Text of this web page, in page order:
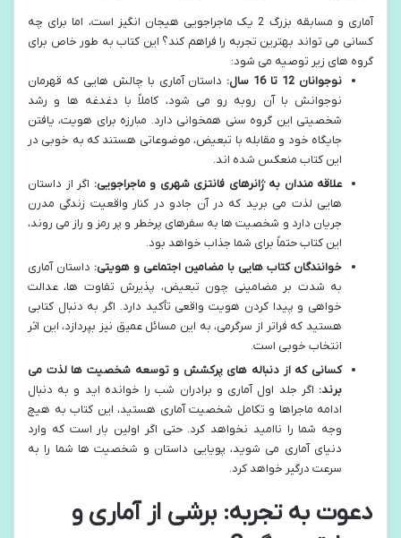
آماری و مسابقه بزرگ 2 یک ماجراجویی هیجان انگیز است، اما برای چه
کسانی می تواند بهترین تجربه را فراهم کند؟ این کتاب به طور خاص برای
گروه های زیر توصیه می شود:
نوجوانان 12 تا 16 سال:
داستان آماری با چالش هایی که قهرمان
نوجوانش با آن روبه رو می شود، کاملاً با دغدغه ها و رشد
شخصیتی این گروه سنی همخوانی دارد. مبارزه برای هویت، یافتن
جایگاه خود و مقابله با تبعیض، موضوعاتی هستند که به خوبی در
این کتاب منعکس شده اند.
علاقه مندان به ژانرهای فانتزی شهری و ماجراجویی: اگر از داستان
هایی لذت می برید که در آن جادو در کنار واقعیت زندگی مدرن
جریان دارد و شخصیت ها به سفرهای پرخطر و پر رمز و راز می روند،
این کتاب حتماً برای شما جذاب خواهد بود.
خوانندگان کتاب هایی با مضامین اجتماعی و هویتی: داستان آماری
به شدت بر مضامینی چون تبعیض، پذیرش تفاوت ها، عدالت
خواهی و پیدا کردن هویت واقعی تأکید دارد. اگر به دنبال کتابی
هستید که فراتر از سرگرمی، به این مسائل عمیق نیز بپردازد، این اثر
انتخاب خوبی است.
کسانی که از دنباله های پرکشش و توسعه شخصیت ها لذت می
برند: اگر جلد اول آماری و برادران شب را خوانده اید و به دنبال
ادامه ماجراها و تکامل شخصیت آماری هستید، این کتاب به هیچ
وجه شما را ناامید نخواهد کرد. حتی اگر اولین بار است که وارد
دنیای آماری می شوید، پویایی داستان و شخصیت ها شما را به
سرعت درگیر خواهد کرد.
دعوت به تجربه: برشی از آماری و